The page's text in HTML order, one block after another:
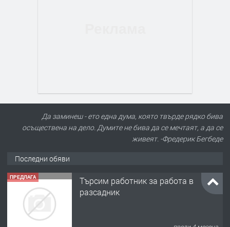
Да заминеш - ето една дума, която твърде рядко бива
осъществена на дело. Думите не бива да се мечтаят, а да се
живеят. -Фредерик Бегбеде
Последни обяви
ПРЕДЛАГА 🌱 Работник в разсадник